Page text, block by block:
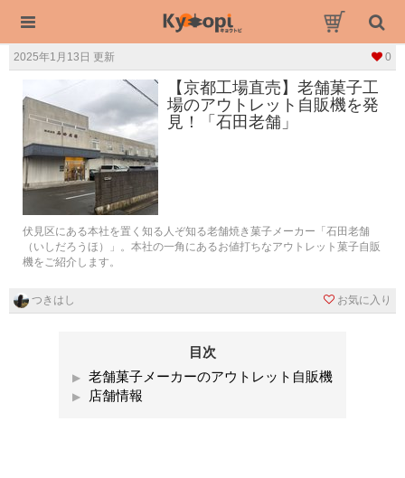
2025年1月13日 更新 0
【京都工場直売】老舗菓子工
場のアウトレット自販機を発
見！「石田老舗」
伏見区にある本社を置く知る人ぞ知る老舗焼き菓子メーカー「石田老舗
（いしだろうほ）」。本社の一角にあるお値打ちなアウトレット菓子自販
機をご紹介します。
つきはし お気に入り
目次
老舗菓子メーカーのアウトレット自販機
店舗情報